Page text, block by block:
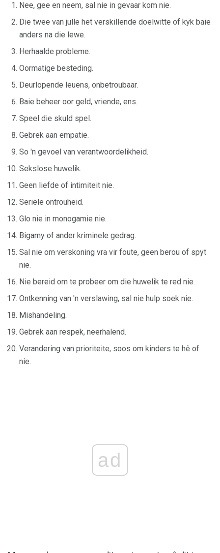
Nee, gee en neem, sal nie in gevaar kom nie.
Die twee van julle het verskillende doelwitte of kyk baie
anders na die lewe.
Herhaalde probleme.
Oormatige besteding.
Deurlopende leuens, onbetroubaar.
Baie beheer oor geld, vriende, ens.
Speel die skuld spel.
Gebrek aan empatie.
So 'n gevoel van verantwoordelikheid.
Sekslose huwelik.
Geen liefde of intimiteit nie.
Seriële ontrouheid.
Glo nie in monogamie nie.
Bigamy of ander kriminele gedrag.
Sal nie om verskoning vra vir foute, geen berou of spyt
nie.
Nie bereid om te probeer om die huwelik te red nie.
Ontkenning van 'n verslawing, sal nie hulp soek nie.
Mishandeling.
Gebrek aan respek, neerhalend.
Verandering van prioriteite, soos om kinders te hê of
nie.
ad